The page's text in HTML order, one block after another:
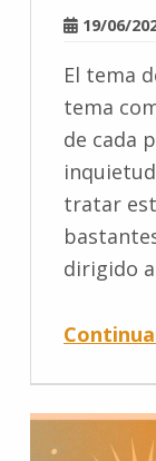
19/06/
El tema
tema
de cada
tratar
dirigido